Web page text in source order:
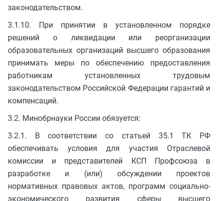
законодательством.
3.1.10. При принятии в установленном порядке
решений о ликвидации или реорганизации
образовательных организаций высшего образования
принимать меры по обеспечению предоставления
работникам установленных трудовым
законодательством Российской Федерации гарантий и
компенсаций.
3.2. Минобрнауки России обязуется:
3.2.1. В соответствии со статьей 35.1 ТК РФ
обеспечивать условия для участия Отраслевой
комиссии и представителей КСП Профсоюза в
разработке и (или) обсуждении проектов
нормативных правовых актов, программ социально-
экономического развития сферы высшего